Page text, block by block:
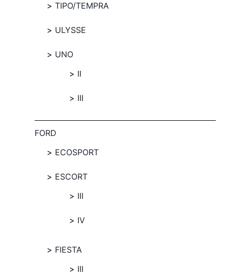
TIPO/TEMPRA
ULYSSE
UNO
II
III
FORD
ECOSPORT
ESCORT
III
IV
FIESTA
III